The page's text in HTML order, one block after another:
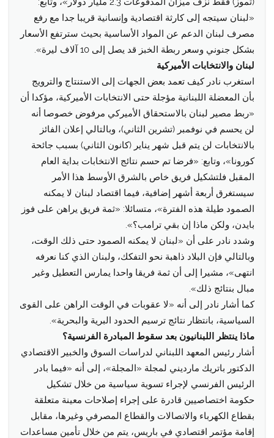
«لبنان سيتجه إلى كارثة اقتصادية وإنسانية قريبا جدا مع رفع
مصرف لبنان الدعم عن المواد الأساسية بحيث سترتفع الأسعار
بشكل جنوني وسعر ربطة الخبز قد يصل إلى 10 آلاف ليرة».
لبنان والانتخابات الأميركية
استغرب نادر كيف تعمد بعض الجهات إلى الاستنتاج والترويج
بأن المعضلة اللبنانية مؤجلة حتى الانتخابات الأميركية، مؤكدا أن
«ربط مصير لبنان بالاستحقاق الأميركي مرفوض خصوصا أنه
لن يحسم في نوفمبر (تشرين الثاني)، وبالتالي إعلان الفائز
بالانتخابات لن يتم قبل شهر يناير (كانون الثاني) بسبب جائحة
كورونا»، وتابع: «فرضا تم حسم نتائج الانتخابات بداية العام
المقبل فلتشكيل فريق خاص بالشرق الأوسط هذا الأمر
سيستغرق أربعة أشهر إضافية، فيما اقتصاد لبنان لا يمكنه
الصمود طيلة هذه الفترة»، متسائلا: «ثمة فريق يراهن على فوز
بايدن، ولكن ماذا إن بقي ترامب؟».
وشدد نادر على أن «لبنان لا يمكنه الصمود حتى ذلك الوقت،
وبالتالي فإن البلاد ذاهبة نحو التفكك، ولبنان الذي كنا نعرفه
انتهى»، مشيرا إلى أن ثمة فريقا واحدا يمارس التعطيل وغير
مبال بنتائج ذلك».
كما أشار نادر إلى أنه «لا عقوبات في الوقت الراهن على القوى
السياسية، بانتظار نتائج ترسيم الحدود البرية والبحرية».
ماذا ينتظر اللبنانيون بعد سقوط المبادرة الفرنسية؟
أشار رئيس المعهد اللبناني لدراسات السوق والخبير الاقتصادي
الدكتور باتريك مارديني لمجلة «المجلة»، إلى أنه «فيما بادر
الرئيس الفرنسي لإجراء تسوية سياسية من خلال تشكيل
حكومة اختصاصيين قادرة على إجراء إصلاحات معينة متعلقة
بقطاع الكهرباء والاتصالات والقطاع المصرفي وغيرها، مقابل
إقامة مؤتمر اقتصادي في باريس، يتم من خلال تأمين مساعدات